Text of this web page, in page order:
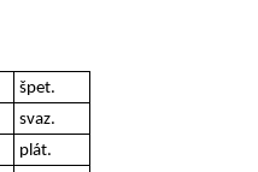
špet.
svaz.
plát.